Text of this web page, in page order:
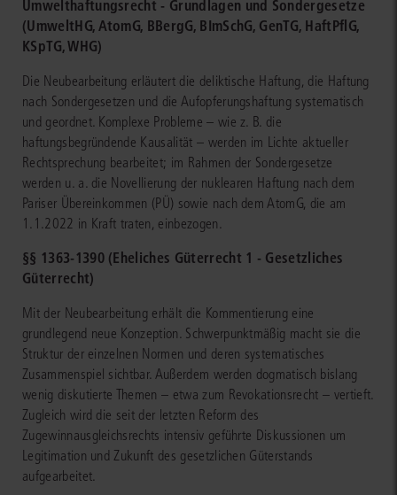
Umwelthaftungsrecht - Grundlagen und Sondergesetze
(UmweltHG, AtomG, BBergG, BImSchG, GenTG, HaftPflG,
KSpTG, WHG)
Die Neubearbeitung erläutert die deliktische Haftung, die Haftung
nach Sondergesetzen und die Aufopferungshaftung systematisch
und geordnet. Komplexe Probleme – wie z. B. die
haftungsbegründende Kausalität – werden im Lichte aktueller
Rechtsprechung bearbeitet; im Rahmen der Sondergesetze
werden u. a. die Novellierung der nuklearen Haftung nach dem
Pariser Übereinkommen (PÜ) sowie nach dem AtomG, die am
1.1.2022 in Kraft traten, einbezogen.
§§ 1363-1390 (Eheliches Güterrecht 1 - Gesetzliches
Güterrecht)
Mit der Neubearbeitung erhält die Kommentierung eine
grundlegend neue Konzeption. Schwerpunktmäßig macht sie die
Struktur der einzelnen Normen und deren systematisches
Zusammenspiel sichtbar. Außerdem werden dogmatisch bislang
wenig diskutierte Themen – etwa zum Revokationsrecht – vertieft.
Zugleich wird die seit der letzten Reform des
Zugewinnausgleichsrechts intensiv geführte Diskussionen um
Legitimation und Zukunft des gesetzlichen Güterstands
aufgearbeitet.